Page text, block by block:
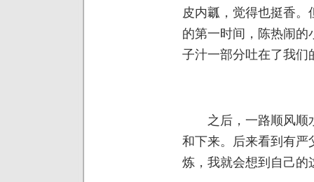
皮内瓤，觉得也挺香
的第一时间，陈热闹
子汁一部分吐在了我们
之后，一路顺风顺
和下来。后来看到有严
炼，我就会想到自己